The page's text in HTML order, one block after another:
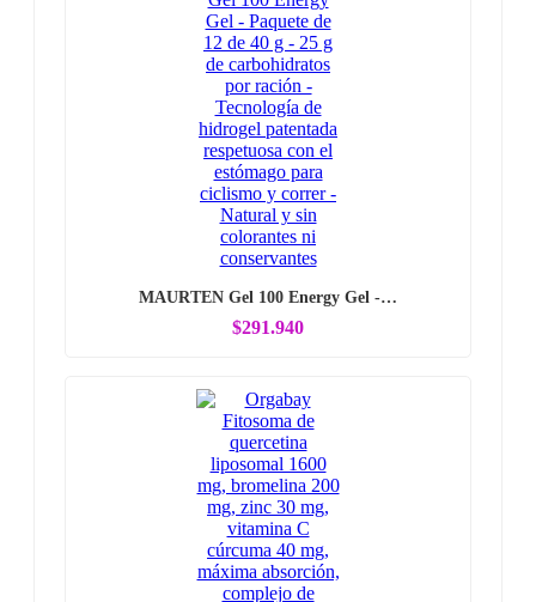
MAURTEN Gel 100 Energy Gel -…
$291.940